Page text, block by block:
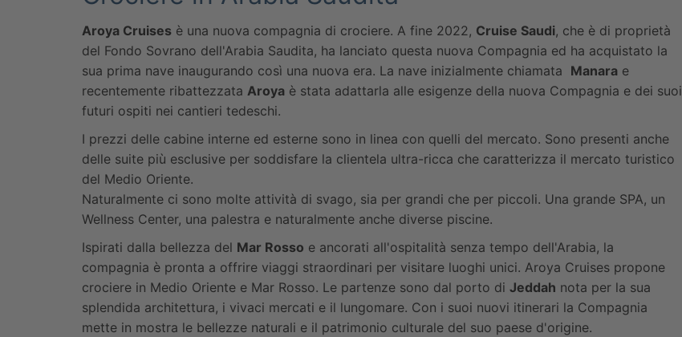
Aroya Cruises è una nuova compagnia di crociere. A fine 2022, Cruise Saudi, che è di proprietà
del Fondo Sovrano dell'Arabia Saudita, ha lanciato questa nuova Compagnia ed ha acquistato la
sua prima nave inaugurando così una nuova era. La nave inizialmente chiamata Manara e
recentemente ribattezzata Aroya è stata adattarla alle esigenze della nuova Compagnia e dei suoi
futuri ospiti nei cantieri tedeschi.
I prezzi delle cabine interne ed esterne sono in linea con quelli del mercato. Sono presenti anche
delle suite più esclusive per soddisfare la clientela ultra-ricca che caratterizza il mercato turistico
del Medio Oriente.
Naturalmente ci sono molte attività di svago, sia per grandi che per piccoli. Una grande SPA, un
Wellness Center, una palestra e naturalmente anche diverse piscine.
Ispirati dalla bellezza del Mar Rosso e ancorati all'ospitalità senza tempo dell'Arabia, la
compagnia è pronta a offrire viaggi straordinari per visitare luoghi unici. Aroya Cruises propone
crociere in Medio Oriente e Mar Rosso. Le partenze sono dal porto di Jeddah nota per la sua
splendida architettura, i vivaci mercati e il lungomare. Con i suoi nuovi itinerari la Compagnia
mette in mostra le bellezze naturali e il patrimonio culturale del suo paese d'origine.